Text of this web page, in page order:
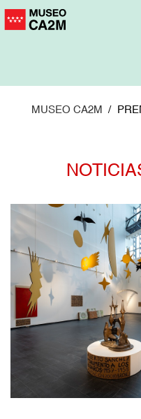
Pasar
MUSEO CA2M